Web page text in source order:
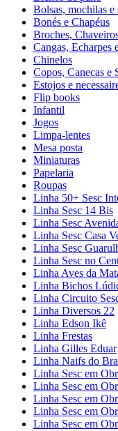
Bolsas, mochilas e
Bonés e Chapéus
Broches,
Cangas, Echarpes
Chinelos
Copos, Canecas e
Estojos e
Flip books
Infantil
Jogos
Limpa-lentes
Mesa posta
Miniaturas
Papelaria
Roupas
Linha 50+ Sesc
Linha Sesc 14 Bis
Linha Sesc
Linha Sesc Casa
Linha Sesc
Linha Sesc no
Linha Aves da
Linha Bichos
Linha Circuito
Linha Diversos 22
Linha Edson Ikê
Linha Frestas
Linha Gilles Eduar
Linha Naifs do
Linha Sesc em
Linha Sesc em
Linha Sesc em
Linha Sesc em
Linha Sesc em